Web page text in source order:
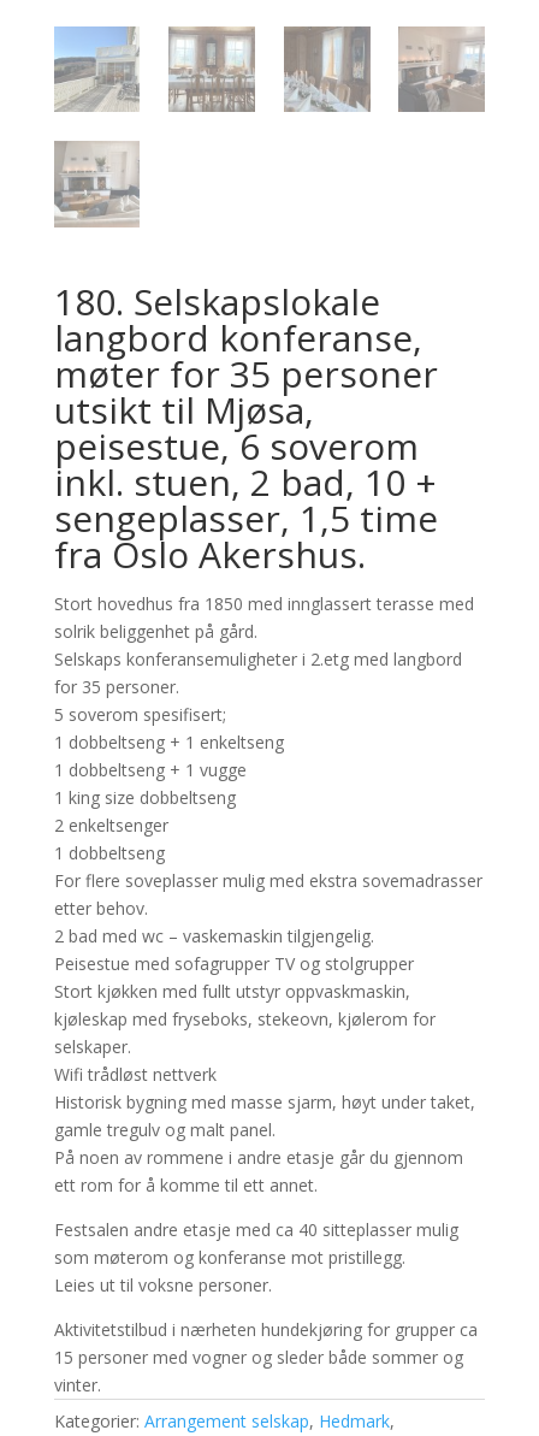
180. Selskapslokale
langbord konferanse,
møter for 35 personer
utsikt til Mjøsa,
peisestue, 6 soverom
inkl. stuen, 2 bad, 10 +
sengeplasser, 1,5 time
fra Oslo Akershus.
Stort hovedhus fra 1850 med innglassert terasse med
solrik beliggenhet på gård.
Selskaps konferansemuligheter i 2.etg med langbord
for 35 personer.
5 soverom spesifisert;
1 dobbeltseng + 1 enkeltseng
1 dobbeltseng + 1 vugge
1 king size dobbeltseng
2 enkeltsenger
1 dobbeltseng
For flere soveplasser mulig med ekstra sovemadrasser
etter behov.
2 bad med wc – vaskemaskin tilgjengelig.
Peisestue med sofagrupper TV og stolgrupper
Stort kjøkken med fullt utstyr oppvaskmaskin,
kjøleskap med fryseboks, stekeovn, kjølerom for
selskaper.
Wifi trådløst nettverk
Historisk bygning med masse sjarm, høyt under taket,
gamle tregulv og malt panel.
På noen av rommene i andre etasje går du gjennom
ett rom for å komme til ett annet.
Festsalen andre etasje med ca 40 sitteplasser mulig
som møterom og konferanse mot pristillegg.
Leies ut til voksne personer.
Aktivitetstilbud i nærheten hundekjøring for grupper ca
15 personer med vogner og sleder både sommer og
vinter.
Kategorier: Arrangement selskap, Hedmark,